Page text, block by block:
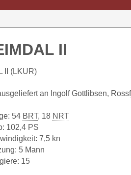
II
II (LKUR)
an Ingolf Gottlibsen,
54 BRT, 18 NRT
102,4 PS
7,5 kn
5 Mann
15